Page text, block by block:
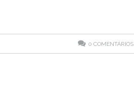
0 COMENTÁRIOS